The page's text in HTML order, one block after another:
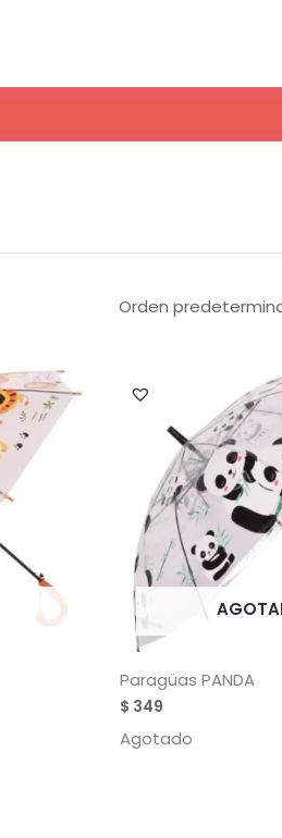
Paragüas PANDA
$ 349
Agotado